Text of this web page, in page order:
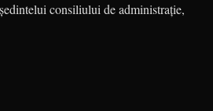
consiliului de administrație,